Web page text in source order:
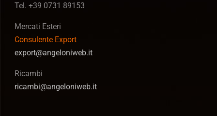
Tel. +39 0731 89153
Mercati Esteri
Consulente Export
export@angeloniweb.it
Ricambi
ricambi@angeloniweb.it